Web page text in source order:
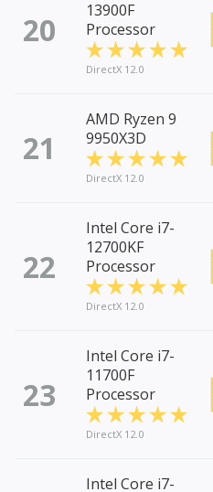
20
13900F
Processor
DirectX 12.0
21
AMD Ryzen 9
9950X3D
DirectX 12.0
22
Intel Core i7-
12700KF
Processor
DirectX 12.0
23
Intel Core i7-
11700F
Processor
DirectX 12.0
Intel Core i7-